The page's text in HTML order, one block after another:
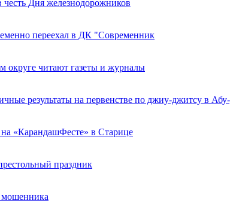
Дня железнодорожников
переехал в ДК "Современник
округе читают газеты и журналы
результаты на первенстве по джиу-джитсу в
«КарандашФесте» в Старице
праздник
мошенника